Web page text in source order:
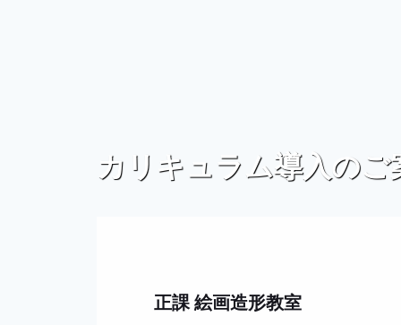
カリキュラム導入のご
正課 絵画造形教室